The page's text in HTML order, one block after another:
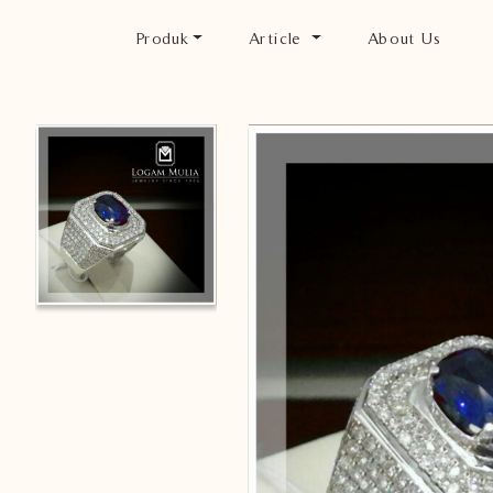
Produk Article About Us